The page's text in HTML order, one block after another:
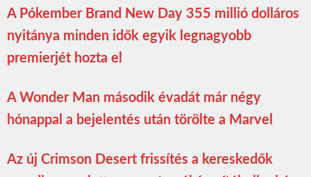
A Pókember Brand New Day 355 millió dolláros
nyitánya minden idők egyik legnagyobb
premierjét hozta el
A Wonder Man második évadát már négy
hónappal a bejelentés után törölte a Marvel
Az új Crimson Desert frissítés a kereskedők